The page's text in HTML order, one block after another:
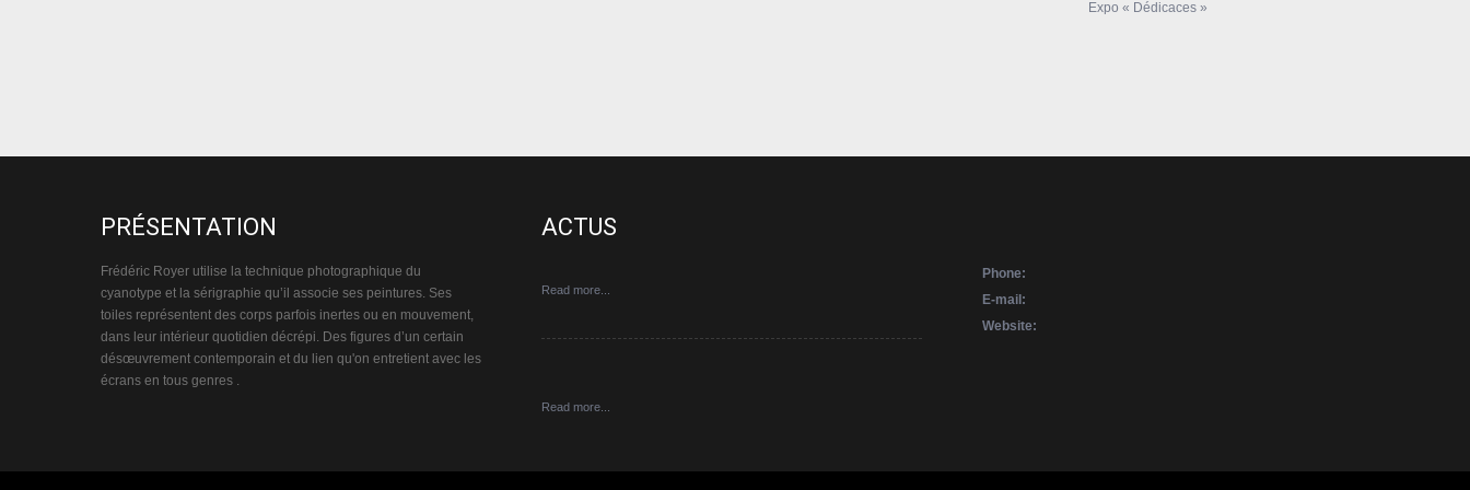
Expo « Dédicaces »
PRÉSENTATION
Frédéric Royer utilise la technique photographique du
cyanotype et la sérigraphie qu’il associe ses peintures. Ses
toiles représentent des corps parfois inertes ou en mouvement,
dans leur intérieur quotidien décrépi. Des figures d’un certain
désœuvrement contemporain et du lien qu'on entretient avec les
écrans en tous genres .
ACTUS
Read more...
Read more...
Phone:
E-mail:
Website: